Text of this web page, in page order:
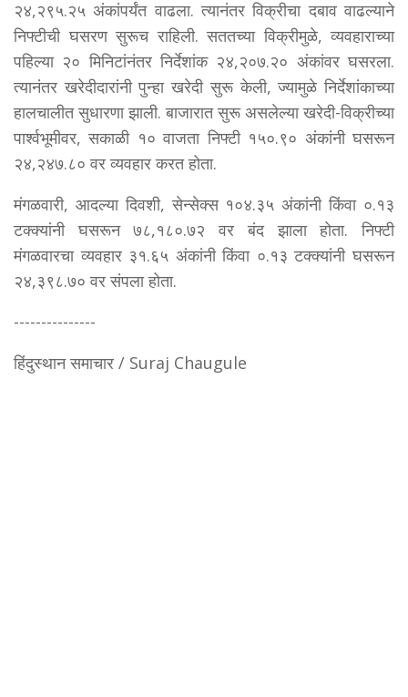
२४,२९५.२५ अंकांपर्यंत वाढला. त्यानंतर विक्रीचा दबाव वाढल्याने
निफ्टीची घसरण सुरूच राहिली. सततच्या विक्रीमुळे, व्यवहाराच्या
पहिल्या २० मिनिटांनंतर निर्देशांक २४,२०७.२० अंकांवर घसरला.
त्यानंतर खरेदीदारांनी पुन्हा खरेदी सुरू केली, ज्यामुळे निर्देशांकाच्या
हालचालीत सुधारणा झाली. बाजारात सुरू असलेल्या खरेदी-विक्रीच्या
पार्श्वभूमीवर, सकाळी १० वाजता निफ्टी १५०.९० अंकांनी घसरून
२४,२४७.८० वर व्यवहार करत होता.
मंगळवारी, आदल्या दिवशी, सेन्सेक्स १०४.३५ अंकांनी किंवा ०.१३
टक्क्यांनी घसरून ७८,१८०.७२ वर बंद झाला होता. निफ्टी
मंगळवारचा व्यवहार ३१.६५ अंकांनी किंवा ०.१३ टक्क्यांनी घसरून
२४,३९८.७० वर संपला होता.
---------------
हिंदुस्थान समाचार / Suraj Chaugule